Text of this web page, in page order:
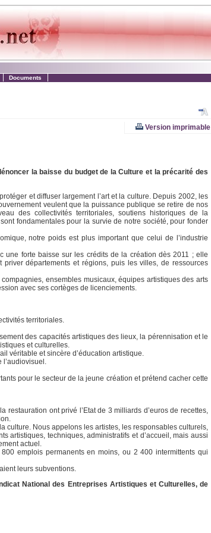
Documents
Version imprimable
la baisse du budget de la Culture et la précarité des
et diffuser largement l’art et la culture. Depuis 2002, les
veulent que la puissance publique se retire de nos
des collectivités territoriales, soutiens historiques de la
fondamentales pour la survie de notre société, pour fonder
notre poids est plus important que celui de l’industrie
une forte baisse sur les crédits de la création dès 2011 ; elle
départements et régions, puis les villes, de ressources
ensembles musicaux, équipes artistiques des arts
avec ses cortèges de licenciements.
territoriales.
des capacités artistiques des lieux, la pérennisation et le
et culturelles.
véritable et sincère d’éducation artistique.
pour le secteur de la jeune création et prétend cacher cette
restauration ont privé l’Etat de 3 milliards d’euros de recettes,
culture. Nous appelons les artistes, les responsables culturels,
artistiques, techniques, administratifs et d’accueil, mais aussi
actuel.
emplois permanents en moins, ou 2 400 intermittents qui
leurs subventions.
National des Entreprises Artistiques et Culturelles, de